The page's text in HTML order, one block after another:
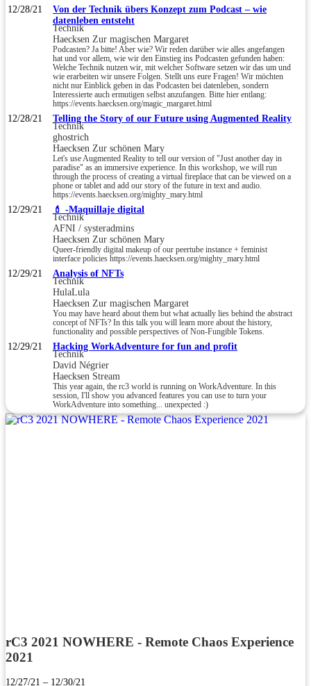
12/28/21
Von der Technik übers Konzept zum Podcast – wie
datenleben entsteht
Technik
Haecksen Zur magischen Margaret
Podcasten? Ja bitte! Aber wie? Wir reden darüber wie alles angefangen
hat und vor allem, wie wir den Einstieg ins Podcasten gefunden haben:
Welche Technik nutzen wir, mit welcher Software setzen wir das um und
wie erarbeiten wir unsere Folgen. Stellt uns eure Fragen! Wir möchten
nicht nur Einblick geben in das Podcasten bei datenleben, sondern
Interessierte auch ermutigen selbst anzufangen. Bitte hier entlang:
https://events.haecksen.org/magic_margaret.html
12/28/21 Telling the Story of our Future using Augmented Reality
Technik
ghostrich
Haecksen Zur schönen Mary
Let's use Augmented Reality to tell our version of "Just another day in
paradise" as an immersive experience. In this workshop, we will run
through the process of creating a virtual fireplace that can be viewed on a
phone or tablet and add our story of the future in text and audio.
https://events.haecksen.org/mighty_mary.html
12/29/21 💄 -Maquillaje digital
Technik
AFNI / systeradmins
Haecksen Zur schönen Mary
Queer-friendly digital makeup of our peertube instance + feminist
interface policies https://events.haecksen.org/mighty_mary.html
12/29/21 Analysis of NFTs
Technik
HulaLula
Haecksen Zur magischen Margaret
You may have heard about them but what actually lies behind the abstract
concept of NFTs? In this talk you will learn more about the history,
functionality and possible perspectives of Non-Fungible Tokens.
12/29/21 Hacking WorkAdventure for fun and profit
Technik
David Négrier
Haecksen Stream
This year again, the rc3 world is running on WorkAdventure. In this
session, I'll show you advanced features you can use to turn your
WorkAdventure into something... unexpected :)
rC3 2021 NOWHERE - Remote Chaos Experience
2021
12/27/21 – 12/30/21